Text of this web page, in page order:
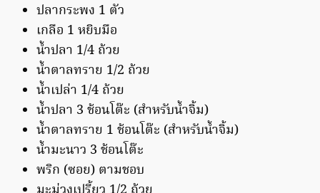
ปลากระพง 1 ตัว
เกลือ 1 หยิบมือ
น้ำปลา 1/4 ถ้วย
น้ำตาลทราย 1/2 ถ้วย
น้ำเปล่า 1/4 ถ้วย
น้ำปลา 3 ช้อนโต๊ะ (สำหรับน้ำจิ้ม)
น้ำตาลทราย 1 ช้อนโต๊ะ (สำหรับน้ำจิ้ม)
น้ำมะนาว 3 ช้อนโต๊ะ
พริก (ซอย) ตามชอบ